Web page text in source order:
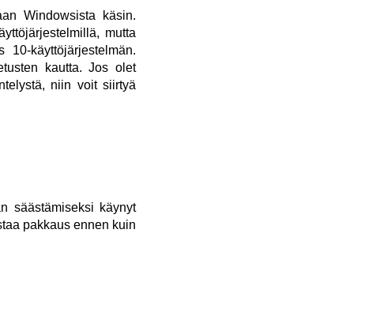
Windowsista käsin.
mutta
käyttöjärjestelmän.
kautta. Jos olet
niin voit siirtyä
säästämiseksi käynyt
pakkaus ennen kuin